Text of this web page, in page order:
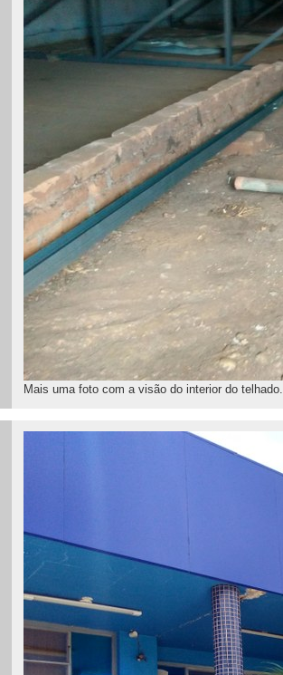
Mais uma foto com a visão do interior do telhado.